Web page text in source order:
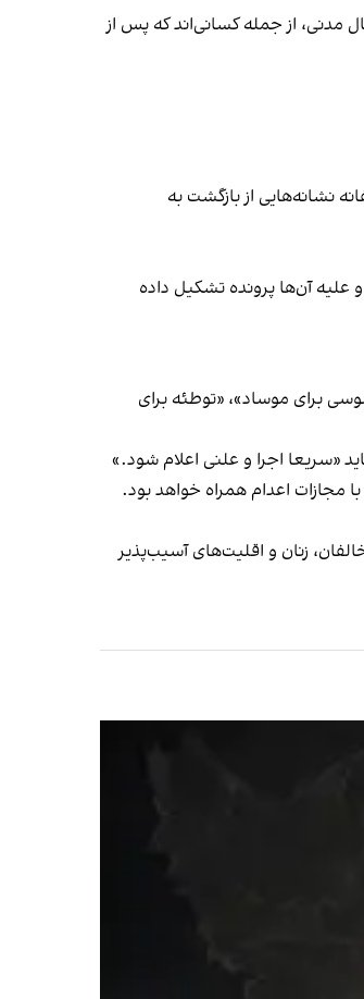
از جمله کسانی‌اند که پس از
نشانه‌هایی از بازگشت به
علیه آن‌ها پرونده تشکیل داده
برای موساد»، «توطئه برای
«سریعا اجرا و علنی اعلام شود.»
مجازات اعدام همراه خواهد بود.
زنان و اقلیت‌های آسیب‌پذیر